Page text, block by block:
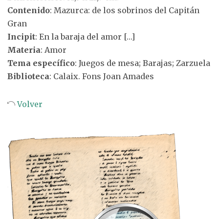
Contenido: Mazurca: de los sobrinos del Capitán
Gran
Incipit: En la baraja del amor […]
Materia: Amor
Tema específico: Juegos de mesa; Barajas; Zarzuela
Biblioteca: Calaix. Fons Joan Amades
Volver